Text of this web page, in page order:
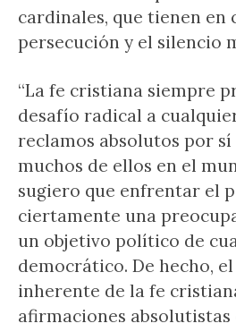
cardinales, que tienen en
persecución y el silencio
“La fe cristiana siempre
desafío radical a
reclamos absolutos por sí
muchos de ellos en el
sugiero que enfrentar el
ciertamente una
un objetivo político de
democrático. De hecho,
inherente de la fe
afirmaciones